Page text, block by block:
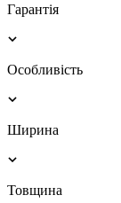
Гарантія
Особливість
Ширина
Товщина